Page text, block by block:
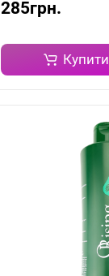
285грн.
Купити